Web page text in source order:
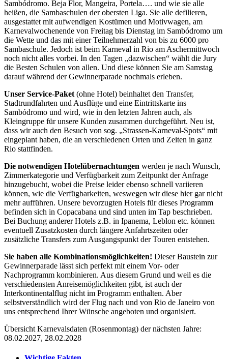
Sambódromo. Beja Flor, Mangeira, Portela…. und wie sie alle
heißen, die Sambaschulen der obersten Liga. Sie alle defilieren,
ausgestattet mit aufwendigen Kostümen und Motivwagen, am
Karnevalwochenende von Freitag bis Dienstag im Sambódromo um
die Wette und das mit einer Teilnehmerzahl von bis zu 6000 pro
Sambaschule. Jedoch ist beim Karneval in Rio am Aschermittwoch
noch nicht alles vorbei. In den Tagen „dazwischen“ wählt die Jury
die Besten Schulen von allen. Und diese können Sie am Samstag
darauf während der Gewinnerparade nochmals erleben.
Unser Service-Paket (ohne Hotel) beinhaltet den Transfer,
Stadtrundfahrten und Ausflüge und eine Eintrittskarte ins
Sambódromo und wird, wie in den letzten Jahren auch, als
Kleingruppe für unsere Kunden zusammen durchgeführt. Neu ist,
dass wir auch den Besuch von sog. „Strassen-Karneval-Spots“ mit
eingeplant haben, die an verschiedenen Orten und Zeiten in ganz
Rio stattfinden.
Die notwendigen Hotelübernachtungen werden je nach Wunsch,
Zimmerkategorie und Verfügbarkeit zum Zeitpunkt der Anfrage
hinzugebucht, wobei die Preise leider ebenso schnell variieren
können, wie die Verfügbarkeiten, weswegen wir diese hier gar nicht
mehr aufführen. Unsere bevorzugten Hotels für dieses Programm
befinden sich in Copacabana und sind unten im Tap beschrieben.
Bei Buchung anderer Hotels z.B. in Ipanema, Leblon etc. können
eventuell Zusatzkosten durch längere Anfahrtszeiten oder
zusätzliche Transfers zum Ausgangspunkt der Touren entstehen.
Sie haben alle Kombinationsmöglichkeiten! Dieser Baustein zur
Gewinnerparade lässt sich perfekt mit einem Vor- oder
Nachprogramm kombinieren. Aus diesem Grund und weil es die
verschiedensten Anreisemöglichkeiten gibt, ist auch der
Interkontinentalflug nicht im Programm enthalten. Aber
selbstverständlich wird der Flug nach und von Rio de Janeiro von
uns entsprechend Ihrer Wünsche angeboten und organisiert.
Übersicht Karnevalsdaten (Rosenmontag) der nächsten Jahre:
08.02.2027, 28.02.2028